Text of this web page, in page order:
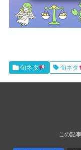
旬ネタ 旬ネタ